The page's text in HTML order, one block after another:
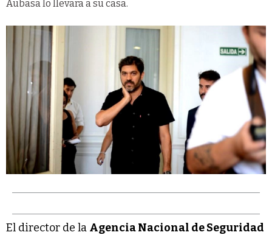
Aubasa lo llevara a su casa.
El director de la Agencia Nacional de Seguridad